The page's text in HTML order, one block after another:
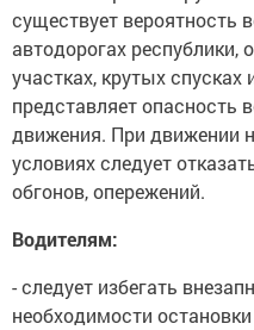
существует вероятность
автодорогах республики,
участках, крутых
представляет опасность
движения. При движении
условиях следует
обгонов, опережений.
Водителям:
- следует избегать
необходимости